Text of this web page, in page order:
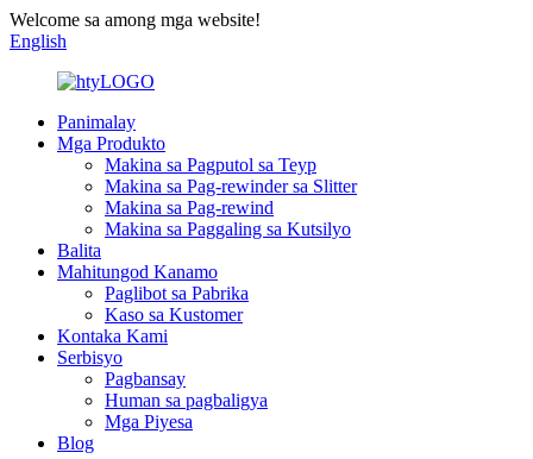
Welcome sa among mga website!
English
Panimalay
Mga Produkto
Makina sa Pagputol sa Teyp
Makina sa Pag-rewinder sa Slitter
Makina sa Pag-rewind
Makina sa Paggaling sa Kutsilyo
Balita
Mahitungod Kanamo
Paglibot sa Pabrika
Kaso sa Kustomer
Kontaka Kami
Serbisyo
Pagbansay
Human sa pagbaligya
Mga Piyesa
Blog